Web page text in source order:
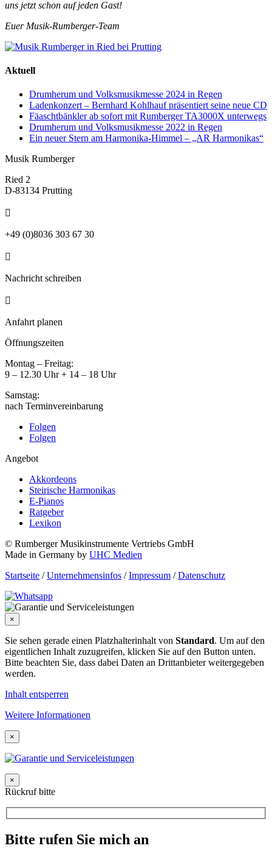
uns jetzt schon auf jeden Gast!
Euer Musik-Rumberger-Team
Aktuell
Drumherum und Volksmusikmesse 2024 in Regen
Ladenkonzert – Bernhard Kohlhauf präsentiert seine neue CD
Fäaschtbänkler ab sofort mit Rumberger TA3000X unterwegs
Drumherum und Volksmusikmesse 2022 in Regen
Ein neuer Stern am Harmonika-Himmel – „AR Harmonikas“
Musik Rumberger
Ried 2
D-83134 Prutting

+49 (0)8036 303 67 30

Nachricht schreiben

Anfahrt planen
Öffnungszeiten
Montag – Freitag:
9 – 12.30 Uhr + 14 – 18 Uhr
Samstag:
nach Terminvereinbarung
Folgen
Folgen
Angebot
Akkordeons
Steirische Harmonikas
E-Pianos
Ratgeber
Lexikon
© Rumberger Musikinstrumente Vertriebs GmbH
Made in Germany by UHC Medien
Startseite / Unternehmensinfos / Impressum / Datenschutz
×
Sie sehen gerade einen Platzhalterinhalt von Standard. Um auf den
eigentlichen Inhalt zuzugreifen, klicken Sie auf den Button unten.
Bitte beachten Sie, dass dabei Daten an Drittanbieter weitergegeben
werden.
Inhalt entsperren
Weitere Informationen
×
×
Rückruf bitte
Bitte rufen Sie mich an